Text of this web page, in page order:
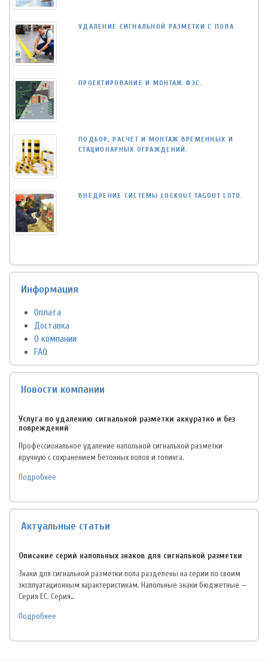
УДАЛЕНИЕ СИГНАЛЬНОЙ РАЗМЕТКИ С ПОЛА
ПРОЕКТИРОВАНИЕ И МОНТАЖ ФЭС.
ПОДБОР, РАСЧЕТ И МОНТАЖ ВРЕМЕННЫХ И
СТАЦИОНАРНЫХ ОГРАЖДЕНИЙ.
ВНЕДРЕНИЕ СИСТЕМЫ LOCKOUT TAGOUT LOTO.
Информация
Оплата
Доставка
О компании
FAQ
Новости компании
Услуга по удалению сигнальной разметки аккуратно и без
повреждений
Профессиональное удаление напольной сигнальной разметки
вручную с сохранением бетонных полов и топинга.
Подробнее
Актуальные статьи
Описание серий напольных знаков для сигнальной разметки
Знаки для сигнальной разметки пола разделены на серии по своим
эксплуатационным характеристикам. Напольные знаки бюджетные —
Серия EC. Серия…
Подробнее